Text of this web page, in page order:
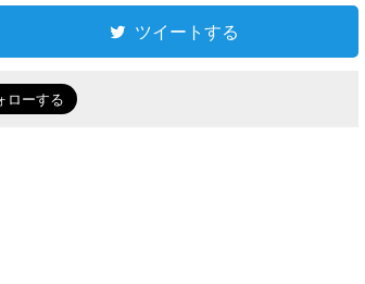
ツイートする